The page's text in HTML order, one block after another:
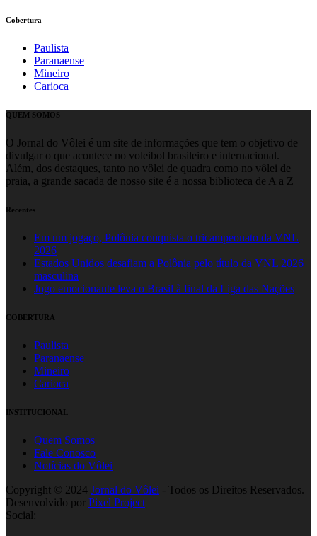
Cobertura
Paulista
Paranaense
Mineiro
Carioca
QUEM SOMOS
O Jornal do Vôlei é um site de informações que tem o objetivo de
divulgar o que acontece no voleibol brasileiro e internacional.
Além, dos destaques, tanto no vôlei de quadra como no vôlei de
praia, a grande sacada de nosso site é a nossa biblioteca de A a Z
Recentes
Em um jogaço, Polônia conquista o tricampeonato da VNL
2026
Estados Unidos desafiam a Polônia pelo título da VNL 2026
masculina
Jogo emocionante leva o Brasil à final da Liga das Nações
COBERTURA
Paulista
Paranaense
Mineiro
Carioca
INSTITUCIONAL
Quem Somos
Fale Conosco
Notícias do Vôlei
Copyright © 2024 Jornal do Vôlei - Todos os Direitos Reservados.
Desenvolvido por Pixel Project
Social: